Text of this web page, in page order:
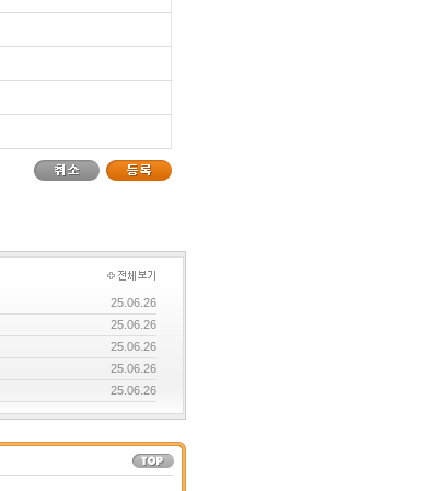
25.06.26
25.06.26
25.06.26
25.06.26
25.06.26